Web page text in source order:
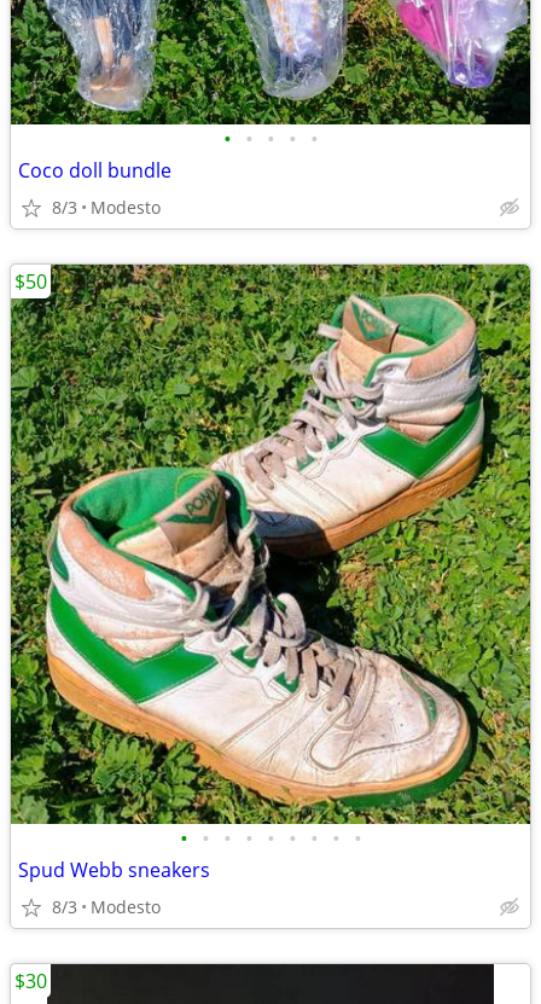
• • • • •
Coco doll bundle
8/3 Modesto
• • • • • • • • •
Spud Webb sneakers
8/3 Modesto
$50
$30